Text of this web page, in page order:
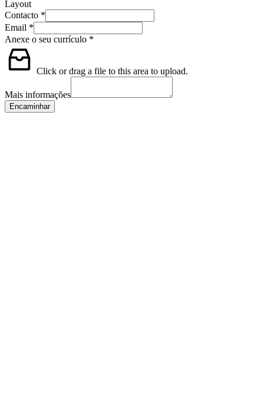
Layout
Contacto *
Email *
Anexe o seu currículo *
Click or drag a file to this area to upload.
Mais informações
Encaminhar